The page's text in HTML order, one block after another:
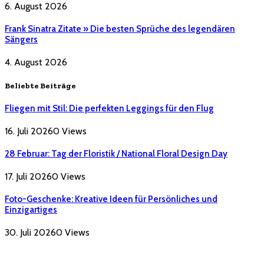
6. August 2026
Frank Sinatra Zitate » Die besten Sprüche des legendären
Sängers
4. August 2026
Beliebte Beiträge
Fliegen mit Stil: Die perfekten Leggings für den Flug
16. Juli 20260 Views
28 Februar: Tag der Floristik / National Floral Design Day
17. Juli 20260 Views
Foto-Geschenke: Kreative Ideen für Persönliches und
Einzigartiges
30. Juli 20260 Views